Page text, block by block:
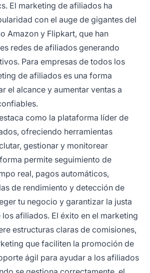
El marketing de afiliados ha
con el auge de gigantes del
Amazon y Flipkart, que han
redes de afiliados generando
Para empresas de todos los
de afiliados es una forma
el alcance y aumentar ventas a
como la plataforma líder de
ofreciendo herramientas
gestionar y monitorear
permite seguimiento de
real, pagos automáticos,
de rendimiento y detección de
tu negocio y garantizar la justa
afiliados. El éxito en el marketing
estructuras claras de comisiones,
que faciliten la promoción de
ágil para ayudar a los afiliados